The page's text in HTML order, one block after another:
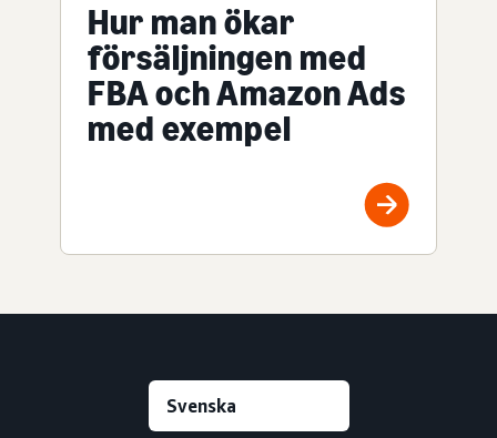
Hur man ökar
försäljningen med
FBA och Amazon Ads
med exempel